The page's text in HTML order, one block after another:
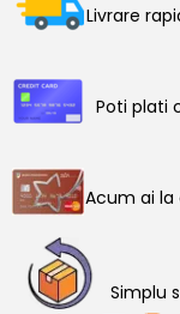
Livrare
Poti plati
Acum ai
Simplu